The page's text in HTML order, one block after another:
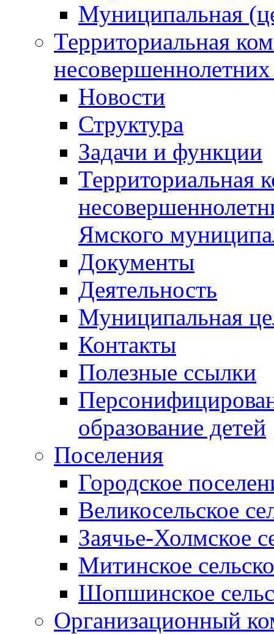
Муниципальная
Территориальная
Новости
Структура
Задачи и функции
Территориальная
Ямского
Документы
Деятельность
Муниципальная
Контакты
Полезные ссылки
образование детей
Поселения
Городское
Великосельское
Заячье-Холмское
Митинское
Шопшинское
Организационный